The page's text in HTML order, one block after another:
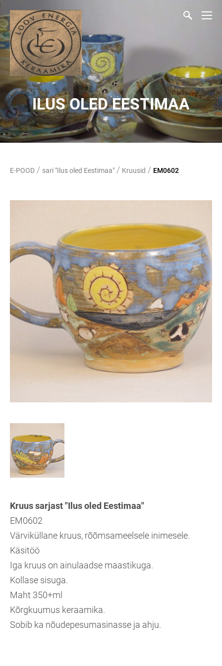
ILUS OLED EESTIMAA
E-POOD / sari "Ilus oled Eestimaa" / Kruusid / EM0602
Kruus sarjast "Ilus oled Eestimaa"
EM0602
Värviküllane kruus, rõõmsameelsele inimesele.
Käsitöö
Iga kruus on ainulaadse maastikuga.
Kollase sisuga.
Maht 350+ml
Kõrgkuumus keraamika.
Sobib ka nõudepesumasinasse ja ahju.